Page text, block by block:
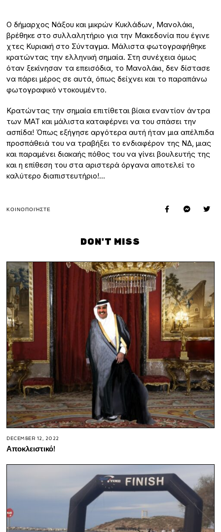
Ο δήμαρχος Νάξου και μικρών Κυκλάδων, Μανολάκι,
βρέθηκε στο συλλαλητήριο για την Μακεδονία που έγινε
χτες Κυριακή στο Σύνταγμα. Μάλιστα φωτογραφήθηκε
κρατώντας την ελληνική σημαία. Στη συνέχεια όμως
όταν ξεκίνησαν τα επεισόδια, το Μανολάκι, δεν δίστασε
να πάρει μέρος σε αυτά, όπως δείχνει και το παραπάνω
φωτογραφικό ντοκουμέντο.
Κρατώντας την σημαία επιτίθεται βίαια εναντίον άντρα
των ΜΑΤ και μάλιστα καταφέρνει να του σπάσει την
ασπίδα! Όπως εξήγησε αργότερα αυτή ήταν μια απέλπιδα
προσπάθειά του να τραβήξει το ενδιαφέρον της ΝΔ, μιας
και παραμένει διακαής πόθος του να γίνει βουλευτής της
και η επίθεση του στα αριστερά όργανα αποτελεί το
καλύτερο διαπιστευτήριο!…
ΚΟΙΝΟΠΟΙΉΣΤΕ
DON'T MISS
DECEMBER 12, 2022
Αποκλειστικό!